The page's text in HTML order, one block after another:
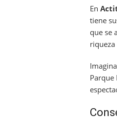
En
tiene
que se
Parque